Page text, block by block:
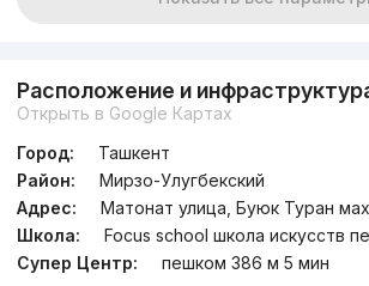
Расположение и
Открыть в Google Картах
Город:
Ташкент
Район:
Мирзо-Улугбекский
Адрес:
Матонат улица, Буюк Туран
Школа:
Focus school школа искусств
Супер Центр:
пешком 386 м 5 мин